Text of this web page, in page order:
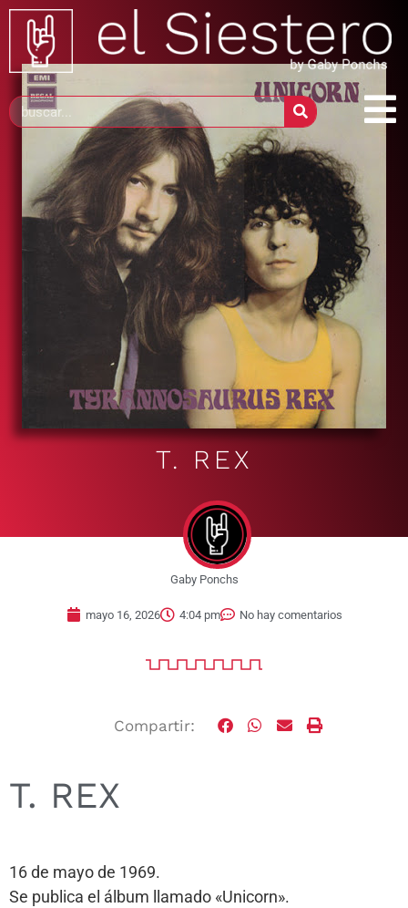
T. REX
Gaby Ponchs
mayo 16, 2026 4:04 pm No hay comentarios
Compartir:
T. REX
16 de mayo de 1969.
Se publica el álbum llamado «Unicorn».